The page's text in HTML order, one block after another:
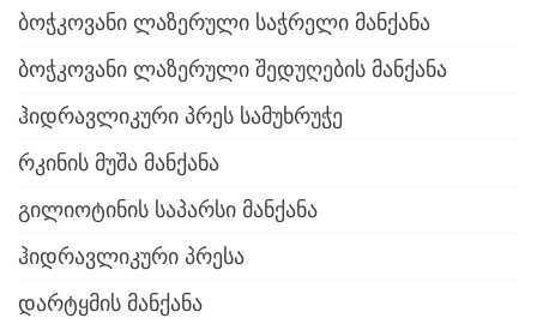
ბოჭკოვანი ლაზერული საჭრელი მანქანა
ბოჭკოვანი ლაზერული შედუღების მანქანა
ჰიდრავლიკური პრეს სამუხრუჭე
რკინის მუშა მანქანა
გილიოტინის საპარსი მანქანა
ჰიდრავლიკური პრესა
დარტყმის მანქანა